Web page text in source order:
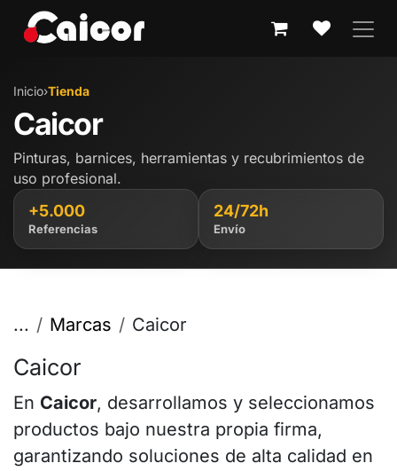
Inicio›Tienda
Caicor
Pinturas, barnices, herramientas y recubrimientos de
uso profesional.
+5.000
Referencias
24/72h
Envío
... Marcas Caicor
Caicor
En Caicor, desarrollamos y seleccionamos
productos bajo nuestra propia firma,
garantizando soluciones de alta calidad en